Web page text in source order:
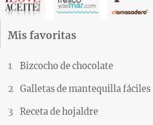
Mis favoritas
Bizcocho de chocolate
Galletas de mantequilla fáciles
Receta de hojaldre